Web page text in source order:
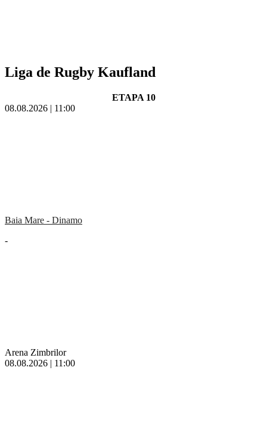
Liga de Rugby Kaufland
ETAPA 10
08.08.2026 | 11:00
Baia Mare - Dinamo
-
Arena Zimbrilor
08.08.2026 | 11:00